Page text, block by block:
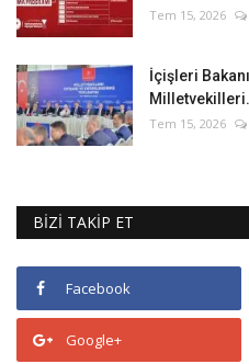
Tem 15, 2026
İçişleri
Tem 15, 2026
BİZİ TAKİP ET
Facebook
Google+